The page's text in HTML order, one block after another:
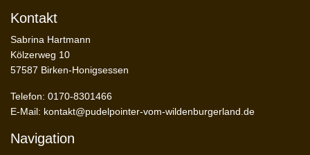
Kontakt
Sabrina Hartmann
Kölzerweg 10
57587 Birken-Honigsessen
Telefon: 0170-8301466
E-Mail: kontakt@pudelpointer-vom-wildenburgerland.de
Navigation